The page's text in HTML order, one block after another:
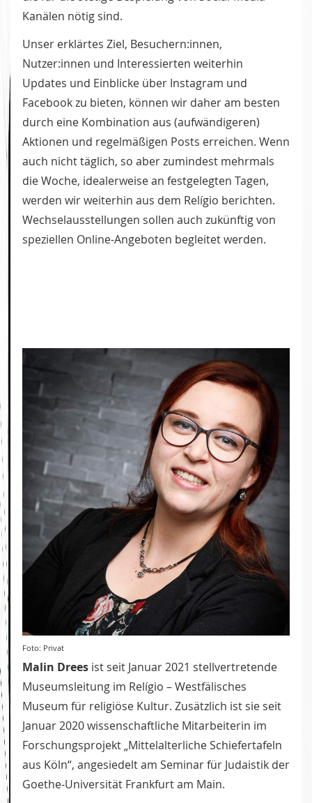
Kanälen nötig sind.
Unser erklärtes Ziel, Besuchern:innen,
Nutzer:innen und Interessierten weiterhin
Updates und Einblicke über Instagram und
Facebook zu bieten, können wir daher am besten
durch eine Kombination aus (aufwändigeren)
Aktionen und regelmäßigen Posts erreichen. Wenn
auch nicht täglich, so aber zumindest mehrmals
die Woche, idealerweise an festgelegten Tagen,
werden wir weiterhin aus dem Relígio berichten.
Wechselausstellungen sollen auch zukünftig von
speziellen Online-Angeboten begleitet werden.
Foto: Privat
Malin Drees ist seit Januar 2021 stellvertretende
Museumsleitung im Relígio – Westfälisches
Museum für religiöse Kultur. Zusätzlich ist sie seit
Januar 2020 wissenschaftliche Mitarbeiterin im
Forschungsprojekt „Mittelalterliche Schiefertafeln
aus Köln“, angesiedelt am Seminar für Judaistik der
Goethe-Universität Frankfurt am Main.